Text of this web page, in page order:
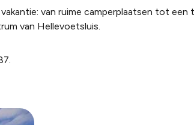
van ruime camperplaatsen tot een
van Hellevoetsluis.